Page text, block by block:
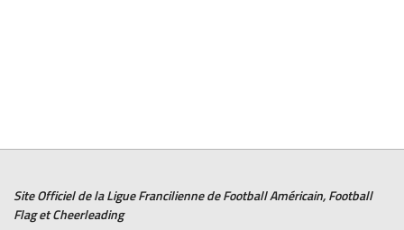
Site Officiel de la Ligue Francilienne deFootball Américain,Football
FlagetCheerleading